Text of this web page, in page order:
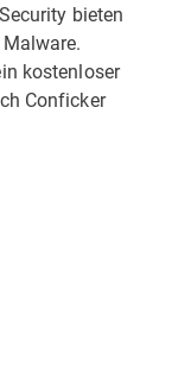
bieten
kostenloser
Conficker